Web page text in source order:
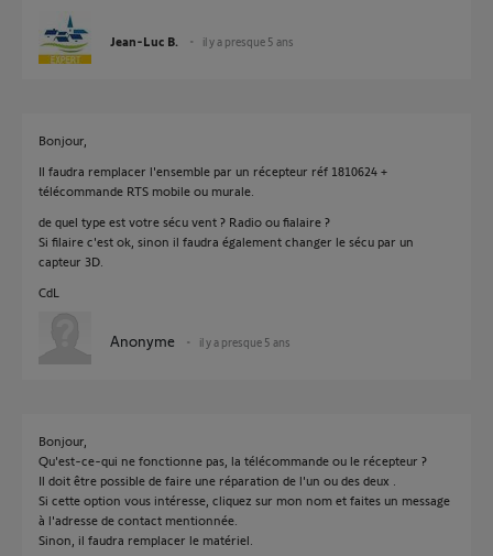
Jean-Luc B. il y a presque 5 ans
Bonjour,
Il faudra remplacer l'ensemble par un récepteur réf 1810624 +
télécommande RTS mobile ou murale.
de quel type est votre sécu vent ? Radio ou fialaire ?
Si filaire c'est ok, sinon il faudra également changer le sécu par un
capteur 3D.
CdL
Anonyme il y a presque 5 ans
Bonjour,
Qu'est-ce-qui ne fonctionne pas, la télécommande ou le récepteur ?
Il doit être possible de faire une réparation de l'un ou des deux .
Si cette option vous intéresse, cliquez sur mon nom et faites un message
à l'adresse de contact mentionnée.
Sinon, il faudra remplacer le matériel.